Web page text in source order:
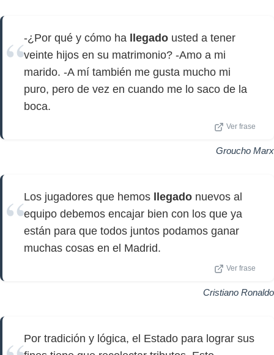
-¿Por qué y cómo ha llegado usted a tener
veinte hijos en su matrimonio? -Amo a mi
marido. -A mí también me gusta mucho mi
puro, pero de vez en cuando me lo saco de la
boca.
Ver frase
Groucho Marx
Los jugadores que hemos llegado nuevos al
equipo debemos encajar bien con los que ya
están para que todos juntos podamos ganar
muchas cosas en el Madrid.
Ver frase
Cristiano Ronaldo
Por tradición y lógica, el Estado para lograr sus